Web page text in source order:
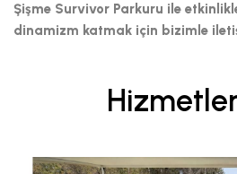
Şişme Survivor Parkuru ile
dinamizm katmak için bizimle